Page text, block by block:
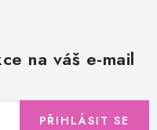
na váš e-mail
PŘIHLÁSIT SE